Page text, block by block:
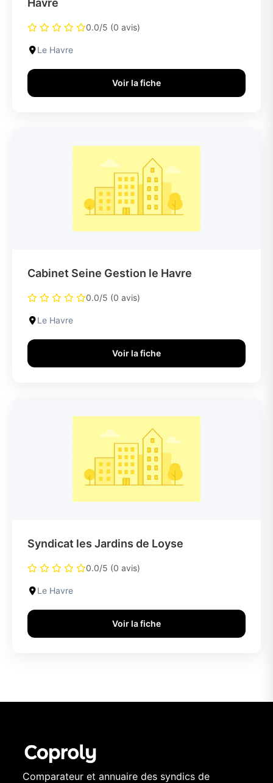
Havre
0.0/5 (0 avis)
Le Havre
Voir la fiche
Cabinet Seine Gestion le Havre
0.0/5 (0 avis)
Le Havre
Voir la fiche
Syndicat les Jardins de Loyse
0.0/5 (0 avis)
Le Havre
Voir la fiche
Comparateur et annuaire des syndics de